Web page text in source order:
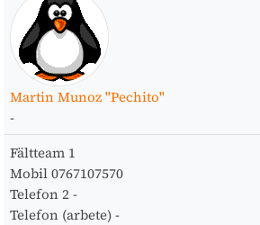
Martin Munoz "Pechito"
-
Fältteam 1
Mobil 0767107570
Telefon 2 -
Telefon (arbete) -